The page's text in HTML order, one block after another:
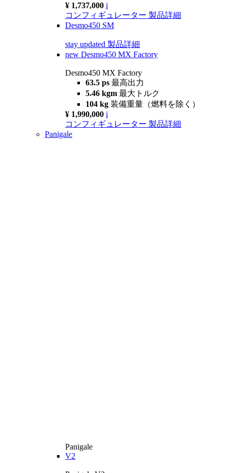
¥ 1,737,000 i
コンフィギュレーター 製品詳細
Desmo450 SM
stay updated 製品詳細
new Desmo450 MX Factory
Desmo450 MX Factory
63.5 ps 最高出力
5.46 kgm 最大トルク
104 kg 装備重量（燃料を除く）
¥ 1,990,000 i
コンフィギュレーター 製品詳細
Panigale
Panigale
V2